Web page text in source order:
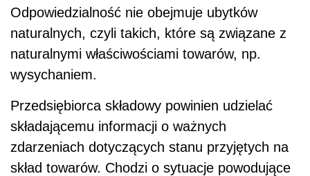
Odpowiedzialność nie obejmuje ubytków
naturalnych, czyli takich, które są związane z
naturalnymi właściwościami towarów, np.
wysychaniem.
Przedsiębiorca składowy powinien udzielać
składającemu informacji o ważnych
zdarzeniach dotyczących stanu przyjętych na
skład towarów. Chodzi o sytuacje powodujące